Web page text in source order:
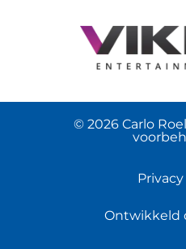
© 2026 Carlo
Ontwikkeld